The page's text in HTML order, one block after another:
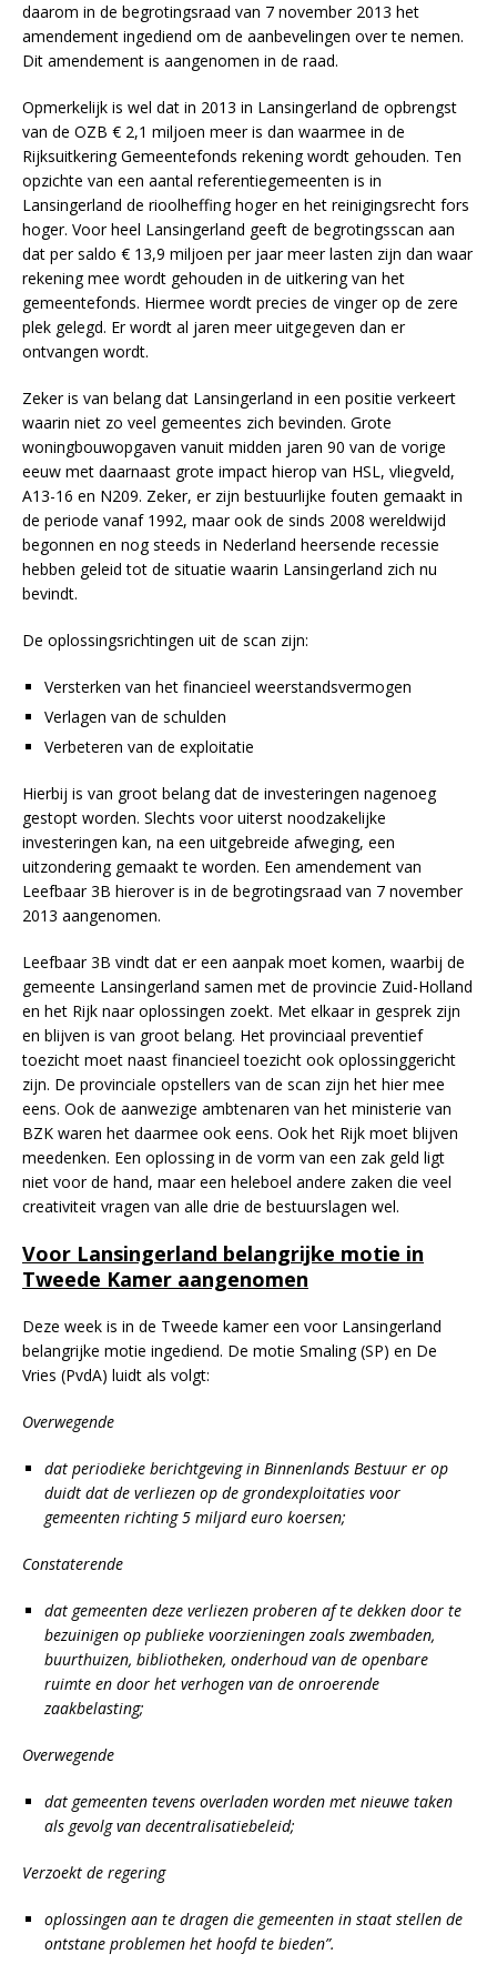
daarom in de begrotingsraad van 7 november 2013 het
amendement ingediend om de aanbevelingen over te nemen.
Dit amendement is aangenomen in de raad.
Opmerkelijk is wel dat in 2013 in Lansingerland de opbrengst
van de OZB € 2,1 miljoen meer is dan waarmee in de
Rijksuitkering Gemeentefonds rekening wordt gehouden. Ten
opzichte van een aantal referentiegemeenten is in
Lansingerland de rioolheffing hoger en het reinigingsrecht fors
hoger. Voor heel Lansingerland geeft de begrotingsscan aan
dat per saldo € 13,9 miljoen per jaar meer lasten zijn dan waar
rekening mee wordt gehouden in de uitkering van het
gemeentefonds. Hiermee wordt precies de vinger op de zere
plek gelegd. Er wordt al jaren meer uitgegeven dan er
ontvangen wordt.
Zeker is van belang dat Lansingerland in een positie verkeert
waarin niet zo veel gemeentes zich bevinden. Grote
woningbouwopgaven vanuit midden jaren 90 van de vorige
eeuw met daarnaast grote impact hierop van HSL, vliegveld,
A13-16 en N209. Zeker, er zijn bestuurlijke fouten gemaakt in
de periode vanaf 1992, maar ook de sinds 2008 wereldwijd
begonnen en nog steeds in Nederland heersende recessie
hebben geleid tot de situatie waarin Lansingerland zich nu
bevindt.
De oplossingsrichtingen uit de scan zijn:
Versterken van het financieel weerstandsvermogen
Verlagen van de schulden
Verbeteren van de exploitatie
Hierbij is van groot belang dat de investeringen nagenoeg
gestopt worden. Slechts voor uiterst noodzakelijke
investeringen kan, na een uitgebreide afweging, een
uitzondering gemaakt te worden. Een amendement van
Leefbaar 3B hierover is in de begrotingsraad van 7 november
2013 aangenomen.
Leefbaar 3B vindt dat er een aanpak moet komen, waarbij de
gemeente Lansingerland samen met de provincie Zuid-Holland
en het Rijk naar oplossingen zoekt. Met elkaar in gesprek zijn
en blijven is van groot belang. Het provinciaal preventief
toezicht moet naast financieel toezicht ook oplossinggericht
zijn. De provinciale opstellers van de scan zijn het hier mee
eens. Ook de aanwezige ambtenaren van het ministerie van
BZK waren het daarmee ook eens. Ook het Rijk moet blijven
meedenken. Een oplossing in de vorm van een zak geld ligt
niet voor de hand, maar een heleboel andere zaken die veel
creativiteit vragen van alle drie de bestuurslagen wel.
Voor Lansingerland belangrijke motie in
Tweede Kamer aangenomen
Deze week is in de Tweede kamer een voor Lansingerland
belangrijke motie ingediend. De motie Smaling (SP) en De
Vries (PvdA) luidt als volgt:
Overwegende
dat periodieke berichtgeving in Binnenlands Bestuur er op
duidt dat de verliezen op de grondexploitaties voor
gemeenten richting 5 miljard euro koersen;
Constaterende
dat gemeenten deze verliezen proberen af te dekken door te
bezuinigen op publieke voorzieningen zoals zwembaden,
buurthuizen, bibliotheken, onderhoud van de openbare
ruimte en door het verhogen van de onroerende
zaakbelasting;
Overwegende
dat gemeenten tevens overladen worden met nieuwe taken
als gevolg van decentralisatiebeleid;
Verzoekt de regering
oplossingen aan te dragen die gemeenten in staat stellen de
ontstane problemen het hoofd te bieden”.